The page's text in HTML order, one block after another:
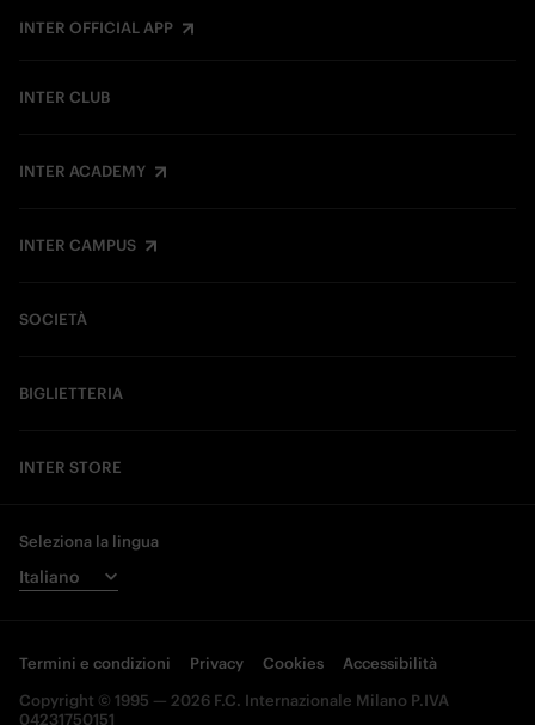
INTER OFFICIAL APP
INTER CLUB
INTER ACADEMY
INTER CAMPUS
SOCIETÀ
BIGLIETTERIA
INTER STORE
Seleziona la lingua
Termini e condizioni Privacy Cookies
Accessibilità
Copyright © 1995 — 2026 F.C. Internazionale Milano P.IVA
04231750151